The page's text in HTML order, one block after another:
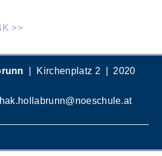
>>
| Kirchenplatz 2 | 2020
hak.hollabrunn@noeschule.at